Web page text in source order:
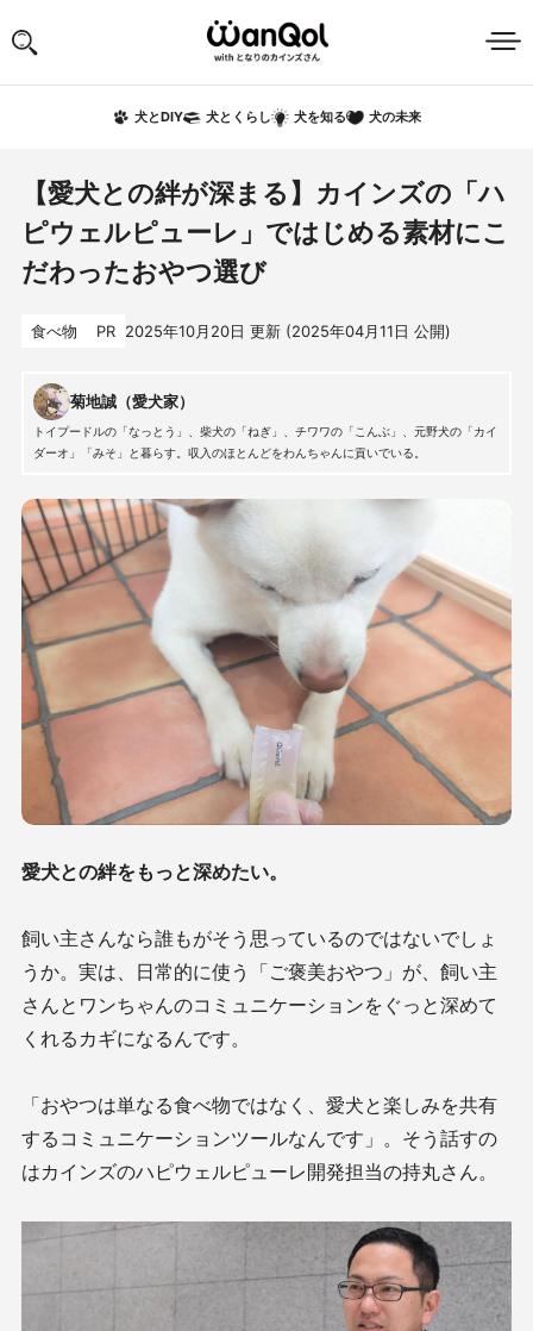
犬とDIY 犬とくらし 犬を知る 犬の未来
【愛犬との絆が深まる】カインズの「ハ
ピウェルピューレ」ではじめる素材にこ
だわったおやつ選び
食べ物 PR 2025年10月20日 更新 (2025年04月11日 公開)
菊地誠（愛犬家）
トイプードルの「なっとう」、柴犬の「ねぎ」、チワワの「こんぶ」、元野犬の「カイ
ダーオ」「みそ」と暮らす。収入のほとんどをわんちゃんに貢いでいる。
愛犬との絆をもっと深めたい。
飼い主さんなら誰もがそう思っているのではないでしょ
うか。実は、日常的に使う「ご褒美おやつ」が、飼い主
さんとワンちゃんのコミュニケーションをぐっと深めて
くれるカギになるんです。
「おやつは単なる食べ物ではなく、愛犬と楽しみを共有
するコミュニケーションツールなんです」。そう話すの
はカインズのハピウェルピューレ開発担当の持丸さん。